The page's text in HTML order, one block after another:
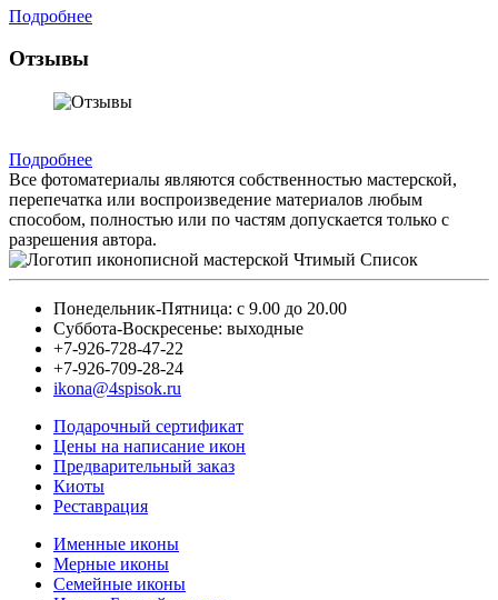
Подробнее
Отзывы
Подробнее
Все фотоматериалы являются собственностью мастерской,
перепечатка или воспроизведение материалов любым
способом, полностью или по частям допускается только с
разрешения автора.
Понедельник-Пятница: с 9.00 до 20.00
Суббота-Воскресенье: выходные
+7-926-728-47-22
+7-926-709-28-24
ikona@4spisok.ru
Подарочный сертификат
Цены на написание икон
Предварительный заказ
Киоты
Реставрация
Именные иконы
Мерные иконы
Семейные иконы